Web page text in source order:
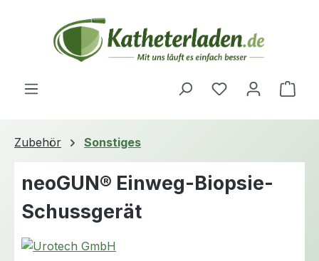
Zum Hauptinhalt springen
Du hast 0
Zubehör Sonstiges
neoGUN® Einweg-Biopsie-
Schussgerät